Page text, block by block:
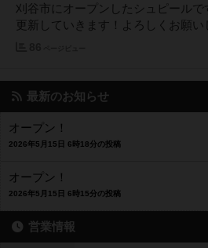
刈谷市にオープンしたシュピールで
更新していきます！よろしくお願い
最新のお知らせ
オープン！
2026年5月15日 6時18分の投稿
オープン！
2026年5月15日 6時15分の投稿
営業情報